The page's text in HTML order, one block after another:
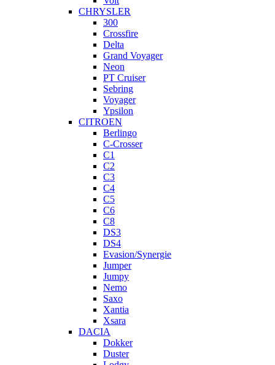
CHRYSLER
300
Crossfire
Delta
Grand Voyager
Neon
PT Cruiser
Sebring
Voyager
Ypsilon
CITROEN
Berlingo
C-Crosser
C1
C2
C3
C4
C5
C6
C8
DS3
DS4
Evasion/Synergie
Jumper
Jumpy
Nemo
Saxo
Xantia
Xsara
DACIA
Dokker
Duster